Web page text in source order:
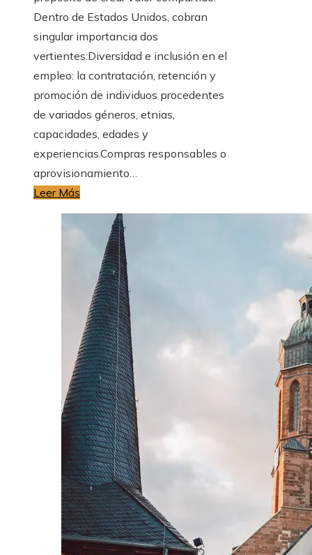
Dentro de Estados Unidos, cobran
singular importancia dos
vertientes:Diversidad e inclusión en el
empleo: la contratación, retención y
promoción de individuos procedentes
de variados géneros, etnias,
capacidades, edades y
experiencias.Compras responsables o
aprovisionamiento…
Leer Más